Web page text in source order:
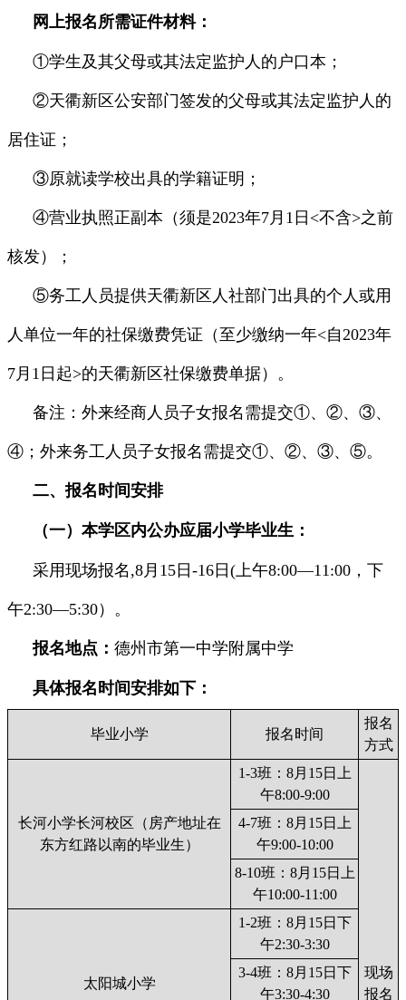
网上报名所需证件材料：
①学生及其父母或其法定监护人的户口本；
②天衢新区公安部门签发的父母或其法定监护人的
居住证；
③原就读学校出具的学籍证明；
④营业执照正副本（须是2023年7月1日<不含>之前
核发）；
⑤务工人员提供天衢新区人社部门出具的个人或用
人单位一年的社保缴费凭证（至少缴纳一年<自2023年
7月1日起>的天衢新区社保缴费单据）。
备注：外来经商人员子女报名需提交①、②、③、
④；外来务工人员子女报名需提交①、②、③、⑤。
二、报名时间安排
（一）本学区内公办应届小学毕业生：
采用现场报名,8月15日-16日(上午8:00—11:00，下
午2:30—5:30）。
报名地点： 德州市第一中学附属中学
具体报名时间安排如下：
毕业小学 报名时间
报名
方式
长河小学长河校区（房产地址在
东方红路以南的毕业生）
1-3班：8月15日上
午8:00-9:00
现场
报名
4-7班：8月15日上
午9:00-10:00
8-10班：8月15日上
午10:00-11:00
太阳城小学
1-2班：8月15日下
午2:30-3:30
3-4班：8月15日下
午3:30-4:30